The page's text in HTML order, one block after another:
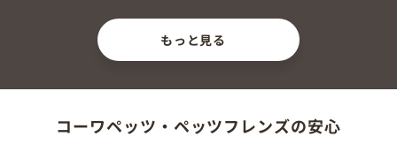
もっと見る
コーワペッツ・ペッツフレンズの安心